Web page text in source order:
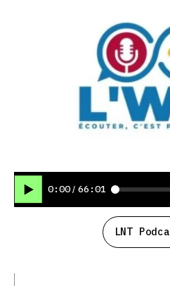
0:00 / 66:01
LNT